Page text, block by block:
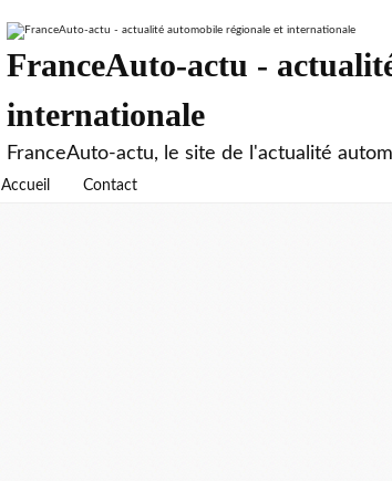
FranceAuto-actu -
internationale
FranceAuto-actu, le site de l'actualité
Accueil Contact